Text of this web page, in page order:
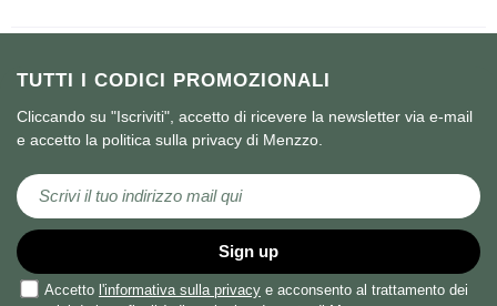
TUTTI I CODICI PROMOZIONALI
Cliccando su "Iscriviti", accetto di ricevere la newsletter via e-mail
e accetto la politica sulla privacy di Menzzo.
Iscriviti alla nostra Newsletter:
Sign up
Accetto l'informativa sulla privacy e acconsento al trattamento dei